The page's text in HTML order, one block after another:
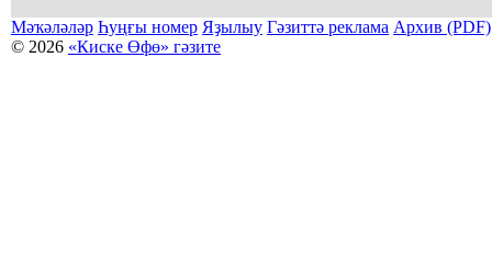
Мәҡәләләр Һуңғы номер Яҙылыу Гәзиттә реклама Архив (PDF)
© 2026 «Киске Өфө» гәзите